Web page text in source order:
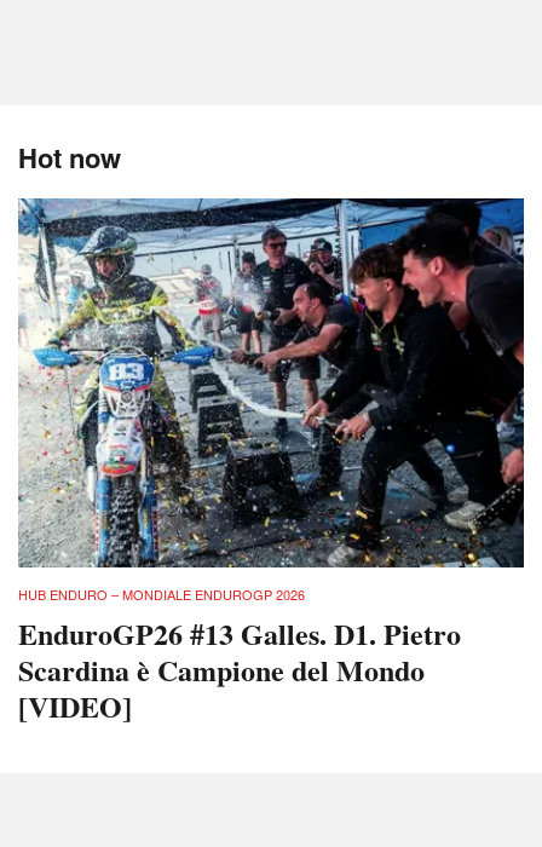
Hot now
HUB ENDURO – MONDIALE ENDUROGP 2026
EnduroGP26 #13 Galles. D1. Pietro
Scardina è Campione del Mondo
[VIDEO]